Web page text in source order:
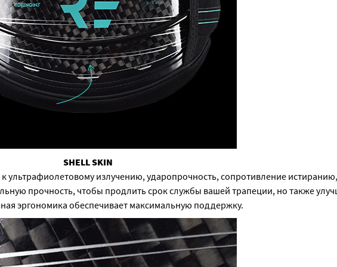
SHELL SKIN
ультрафиолетовому излучению, ударопрочность, сопротивление
прочность, чтобы продлить срок службы вашей трапеции, но также
эргономика обеспечивает максимальную поддержку.